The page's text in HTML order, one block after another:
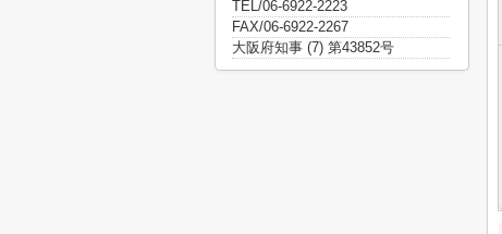
TEL/06-6922-2223
FAX/06-6922-2267
大阪府知事 (7) 第43852号